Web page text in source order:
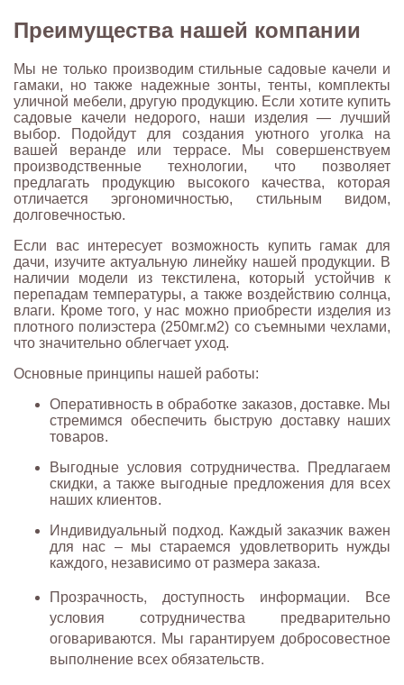
Преимущества нашей компании
Мы не только производим стильные садовые качели и
гамаки, но также надежные зонты, тенты, комплекты
уличной мебели, другую продукцию. Если хотите купить
садовые качели недорого, наши изделия — лучший
выбор. Подойдут для создания уютного уголка на
вашей веранде или террасе. Мы совершенствуем
производственные технологии, что позволяет
предлагать продукцию высокого качества, которая
отличается эргономичностью, стильным видом,
долговечностью.
Если вас интересует возможность купить гамак для
дачи, изучите актуальную линейку нашей продукции. В
наличии модели из текстилена, который устойчив к
перепадам температуры, а также воздействию солнца,
влаги. Кроме того, у нас можно приобрести изделия из
плотного полиэстера (250мг.м2) со съемными чехлами,
что значительно облегчает уход.
Основные принципы нашей работы:
Оперативность в обработке заказов, доставке. Мы
стремимся обеспечить быструю доставку наших
товаров.
Выгодные условия сотрудничества. Предлагаем
скидки, а также выгодные предложения для всех
наших клиентов.
Индивидуальный подход. Каждый заказчик важен
для нас – мы стараемся удовлетворить нужды
каждого, независимо от размера заказа.
Прозрачность, доступность информации. Все
условия сотрудничества предварительно
оговариваются. Мы гарантируем добросовестное
выполнение всех обязательств.